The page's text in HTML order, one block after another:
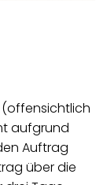
aufgrund
Auftrag
über die